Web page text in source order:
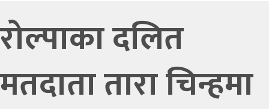
अन्तर्राष्ट्रिय
थप
मनोरञ्‍जन
शिक्षा
रोल्पाका दलित
मतदाता तारा चिन्हमा